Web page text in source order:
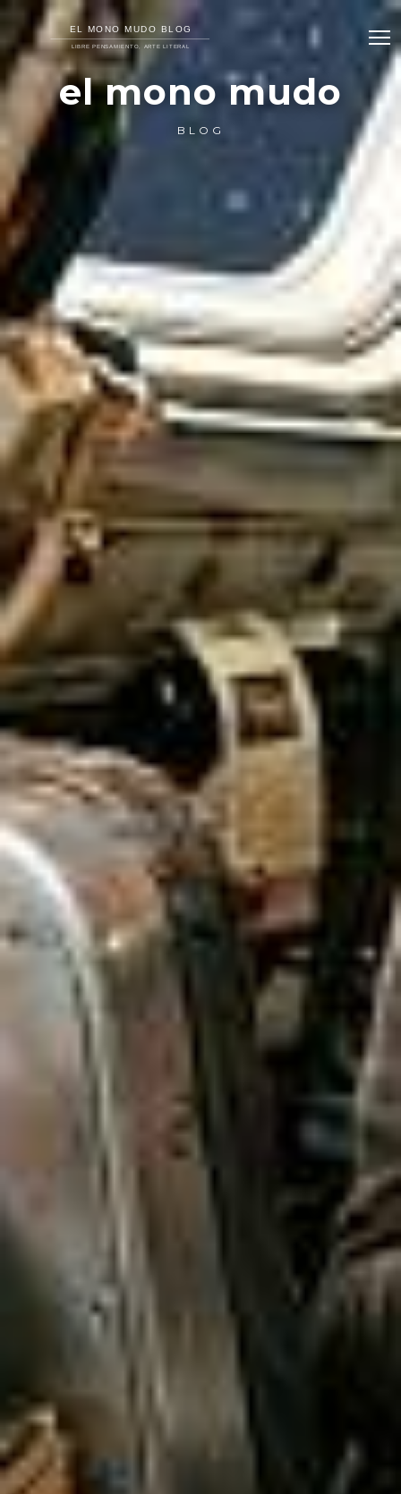
el mono mudo
BLOG